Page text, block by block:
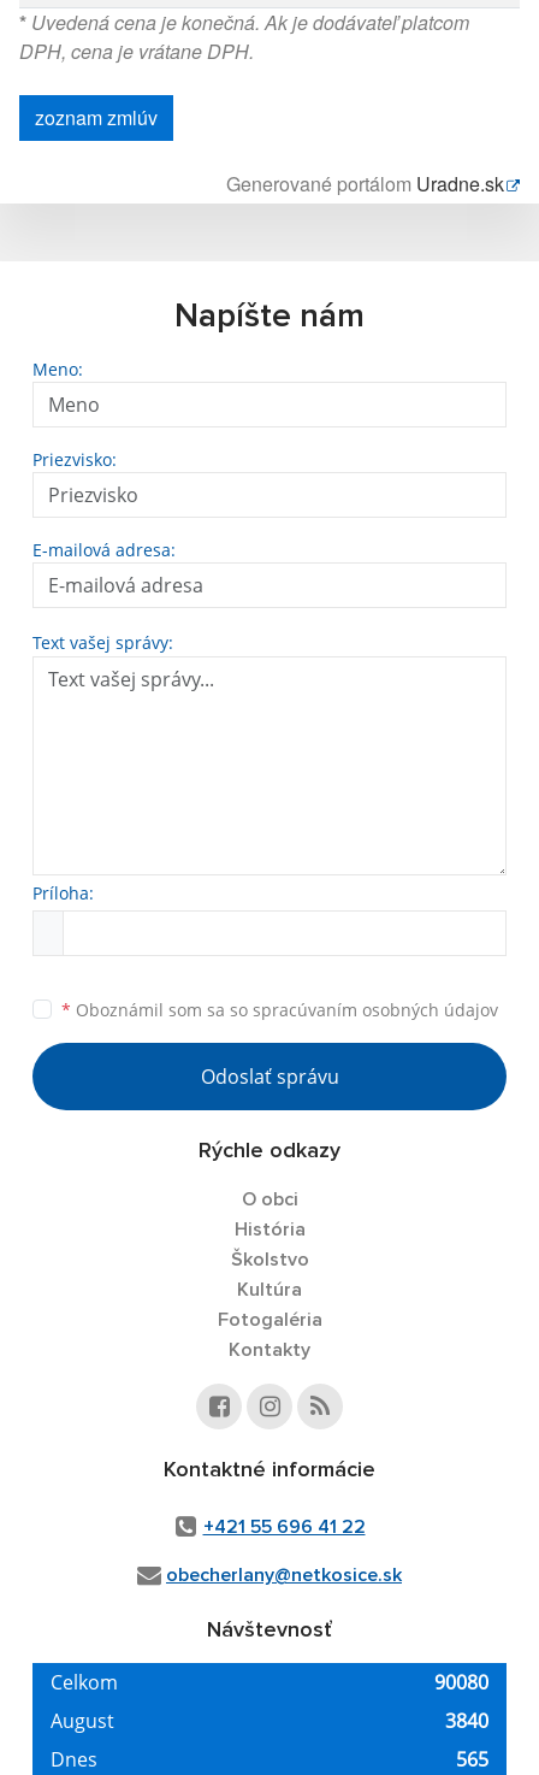
* Uvedená cena je konečná. Ak je dodávateľ platcom
DPH, cena je vrátane DPH.
zoznam zmlúv
Generované portálom Uradne.sk
Napíšte nám
Meno:
Priezvisko:
E-mailová adresa:
Text vašej správy:
Príloha:
* Oboznámil som sa so spracúvaním osobných údajov
Odoslať správu
Rýchle odkazy
O obci
História
Školstvo
Kultúra
Fotogaléria
Kontakty
Kontaktné informácie
+421 55 696 41 22
obecherlany@netkosice.sk
Návštevnosť